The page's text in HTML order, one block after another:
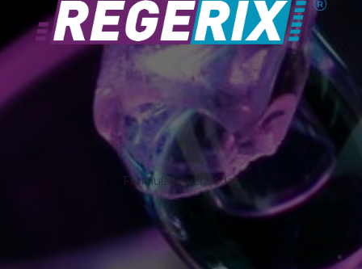
Fórmulas Avançadas